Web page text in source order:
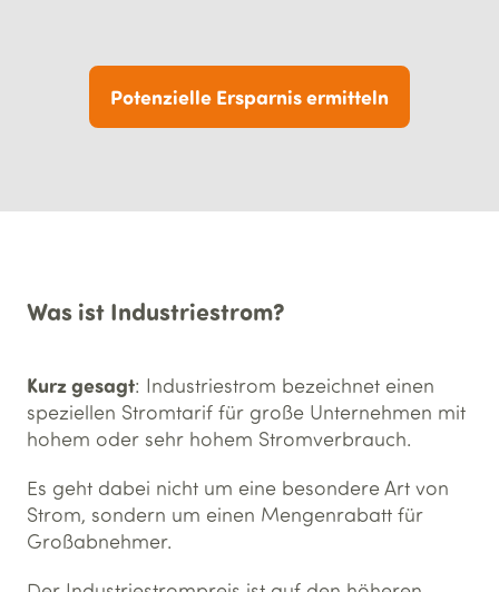
Potenzielle Ersparnis ermitteln
Was ist Industriestrom?
Kurz gesagt: Industriestrom bezeichnet einen
speziellen Stromtarif für große Unternehmen mit
hohem oder sehr hohem Stromverbrauch.
Es geht dabei nicht um eine besondere Art von
Strom, sondern um einen Mengenrabatt für
Großabnehmer.